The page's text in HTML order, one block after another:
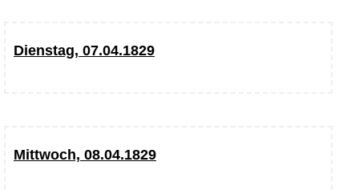
Dienstag, 07.04.1829
Mittwoch, 08.04.1829